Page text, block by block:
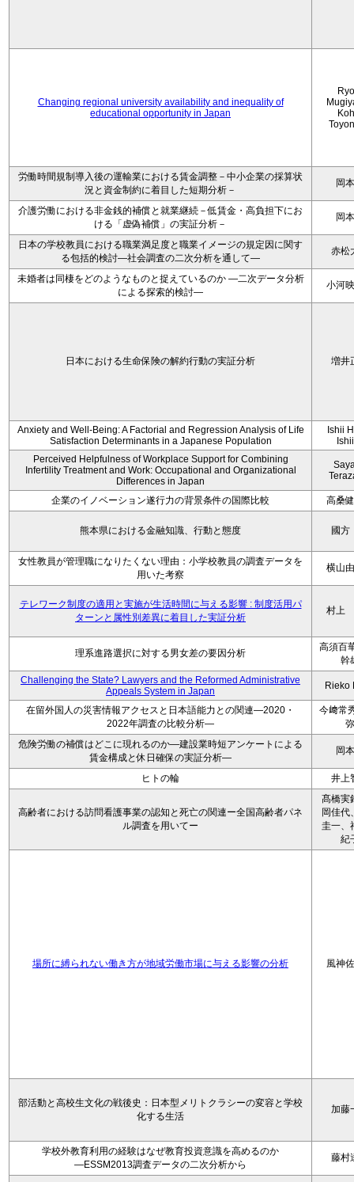
Changing regional university availability and inequality of
educational opportunity in Japan
労働時間規制導入後の運輸業における賃金調整－中小企業の採算状
況と資金制約に着目した短期分析－
岡
介護労働における非金銭的補償と就業継続－低賃金・高負担下にお
ける「虚偽補償」の実証分析－
岡
日本の学校教員における職業満足度と職業イメージの規定因に関す
る包括的検討―社会調査の二次分析を通して―
赤松
未婚者は同棲をどのようなものと捉えているのか —二次データ分析
による探索的検討—
小河
日本における生命保険の解約行動の実証分析 増井
Anxiety and Well-Being: A Factorial and Regression Analysis of Life
Satisfaction Determinants in a Japanese Population
Ishii
Perceived Helpfulness of Workplace Support for Combining
Infertility Treatment and Work: Occupational and Organizational
Differences in Japan
企業のイノベーション遂行力の背景条件の国際比較 高桑
熊本県における金融知識、行動と態度 國
女性教員が管理職になりたくない理由：小学校教員の調査データを
用いた考察
横山
テレワーク制度の適用と実施が生活時間に与える影響 : 制度活用パ
ターンと属性別差異に着目した実証分析
村上
理系進路選択に対する男女差の要因分析
高須百
幹
Challenging the State? Lawyers and the Reformed Administrative
Appeals System in Japan
Rieko
在留外国人の災害情報アクセスと日本語能力との関連―2020・
2022年調査の比較分析―
今﨑常
弥
危険労働の補償はどこに現れるのか―建設業時短アンケートによる
賃金構成と休日確保の実証分析―
岡
ヒトの輪 井上
高齢者における訪問看護事業の認知と死亡の関連ー全国高齢者パネ
ル調査を用いてー
髙橋実
岡佳代
圭一、
紀
場所に縛られない働き方が地域労働市場に与える影響の分析 風神
部活動と高校生文化の戦後史：日本型メリトクラシーの変容と学校
化する生活
加藤
学校外教育利用の経験はなぜ教育投資意識を高めるのか
―ESSM2013調査データの二次分析から
藤村